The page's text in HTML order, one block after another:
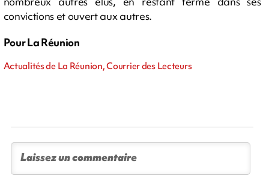
convictions et ouvert aux autres.
Pour La Réunion
Actualités de La Réunion, Courrier des Lecteurs